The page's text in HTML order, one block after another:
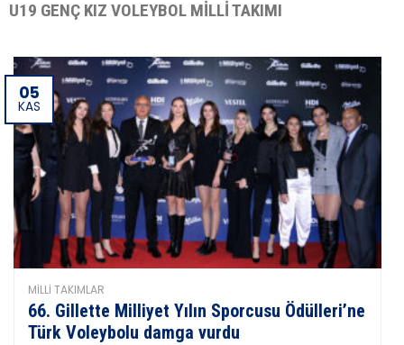
U19 GENÇ KIZ VOLEYBOL MILLI TAKIMI
05
KAS
MILLI TAKIMLAR
66. Gillette Milliyet Yılın Sporcusu Ödülleri’ne
Türk Voleybolu damga vurdu